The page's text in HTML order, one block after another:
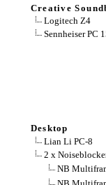
Creative
Logitech Z4
Sennheiser PC
Desktop
Lian Li PC-8
2 x
NB